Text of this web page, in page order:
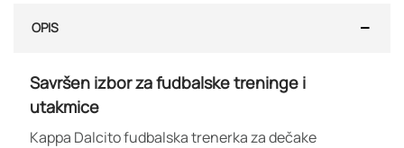
OPIS
Savršen izbor za fudbalske treninge i
utakmice
Kappa Dalcito fudbalska trenerka za dečake